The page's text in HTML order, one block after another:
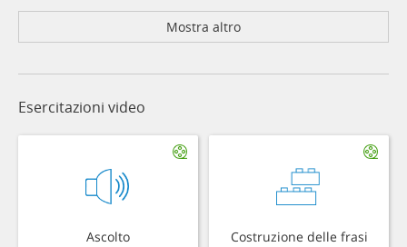
Mostra altro
Esercitazioni video
Ascolto Costruzione delle frasi